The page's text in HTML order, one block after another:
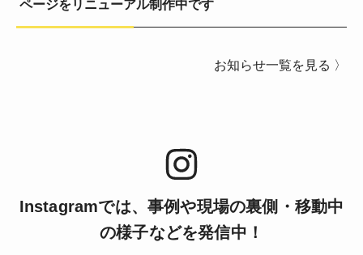
ページをリニューアル制作中です
お知らせ一覧を見る 〉
Instagramでは、事例や現場の裏側・移動中
の様子などを発信中！